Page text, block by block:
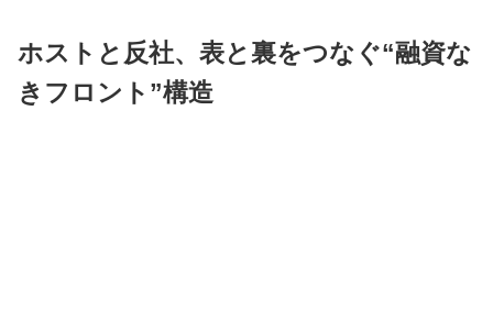
ホストと反社、表と裏をつなぐ“融資な
きフロント”構造